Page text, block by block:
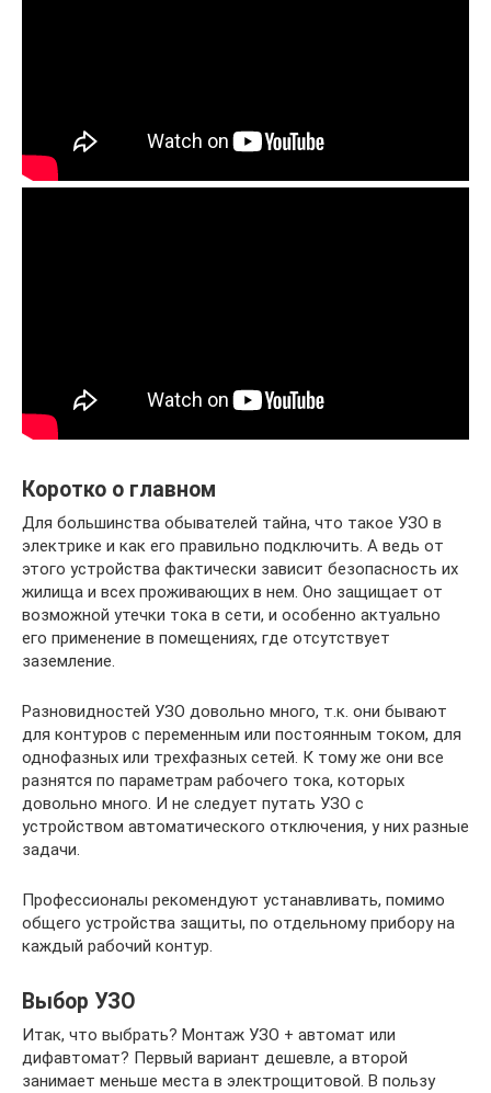
Коротко о главном
Для большинства обывателей тайна, что такое УЗО в
электрике и как его правильно подключить. А ведь от
этого устройства фактически зависит безопасность их
жилища и всех проживающих в нем. Оно защищает от
возможной утечки тока в сети, и особенно актуально
его применение в помещениях, где отсутствует
заземление.
Разновидностей УЗО довольно много, т.к. они бывают
для контуров с переменным или постоянным током, для
однофазных или трехфазных сетей. К тому же они все
разнятся по параметрам рабочего тока, которых
довольно много. И не следует путать УЗО с
устройством автоматического отключения, у них разные
задачи.
Профессионалы рекомендуют устанавливать, помимо
общего устройства защиты, по отдельному прибору на
каждый рабочий контур.
Выбор УЗО
Итак, что выбрать? Монтаж УЗО + автомат или
дифавтомат? Первый вариант дешевле, а второй
занимает меньше места в электрощитовой. В пользу